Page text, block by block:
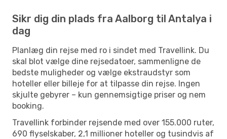
Sikr dig din plads fra Aalborg til Antalya i
dag
Planlæg din rejse med ro i sindet med Travellink. Du
skal blot vælge dine rejsedatoer, sammenligne de
bedste muligheder og vælge ekstraudstyr som
hoteller eller billeje for at tilpasse din rejse. Ingen
skjulte gebyrer – kun gennemsigtige priser og nem
booking.
Travellink forbinder rejsende med over 155.000 ruter,
690 flyselskaber, 2,1 millioner hoteller og tusindvis af